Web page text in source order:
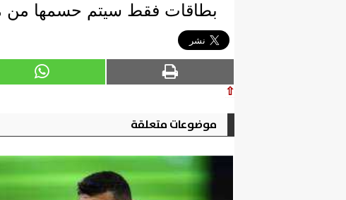
بطاقات فقط سيتم حسمها من
⇧
موضوعات متعلقة